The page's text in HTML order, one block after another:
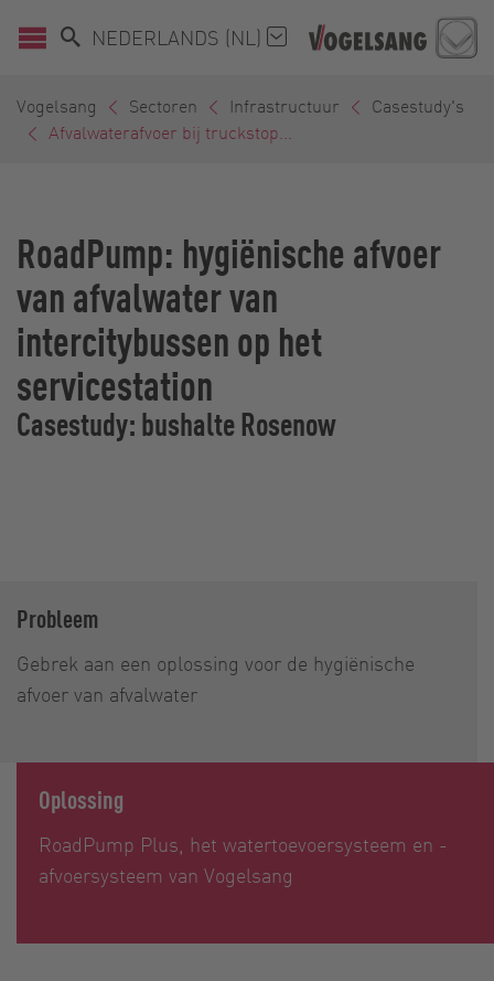
NEDERLANDS (NL)
Vogelsang Sectoren Infrastructuur
Casestudy's
Afvalwaterafvoer bij truckstop...
RoadPump: hygiënische afvoer
van afvalwater van
intercitybussen op het
servicestation
Casestudy: bushalte Rosenow
Probleem
Gebrek aan een oplossing voor de hygiënische
afvoer van afvalwater
Oplossing
RoadPump Plus, het watertoevoersysteem en -
afvoersysteem van Vogelsang